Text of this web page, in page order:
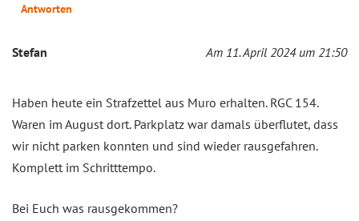
Antworten
Stefan Am 11. April 2024 um 21:50
Haben heute ein Strafzettel aus Muro erhalten. RGC 154.
Waren im August dort. Parkplatz war damals überflutet, dass
wir nicht parken konnten und sind wieder rausgefahren.
Komplett im Schritttempo.
Bei Euch was rausgekommen?